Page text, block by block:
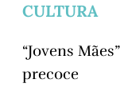
CULTURA
“Jovens
precoce